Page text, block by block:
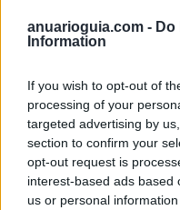
anuarioguia.com - Do
Information
If you wish to opt-out of
processing of your
targeted advertising by
section to confirm your
opt-out request is
interest-based ads based
us or personal